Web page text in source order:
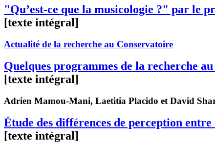
"Qu’est-ce que la musicologie ?" par le
[texte intégral]
Actualité de la recherche au Conservatoire
Quelques programmes de la recherche
[texte intégral]
Adrien Mamou-Mani, Laetitia Placido et David
Étude des différences de perception
[texte intégral]